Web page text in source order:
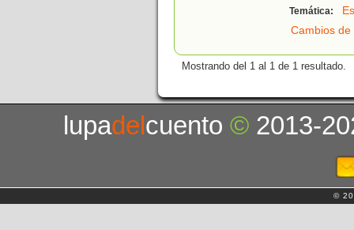
Temática:
Cambios
Mostrando del 1 al 1 de 1 resultado.
lupadelcuento© 2013-
©